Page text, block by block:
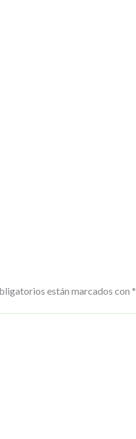
están marcados con *